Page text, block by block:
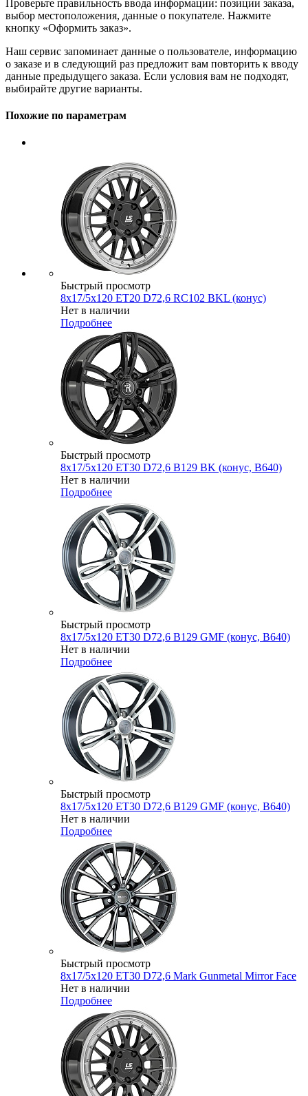
Проверьте правильность ввода информации: позиции заказа,
выбор местоположения, данные о покупателе. Нажмите
кнопку «Оформить заказ».
Наш сервис запоминает данные о пользователе, информацию
о заказе и в следующий раз предложит вам повторить к вводу
данные предыдущего заказа. Если условия вам не подходят,
выбирайте другие варианты.
Похожие по параметрам
Быстрый просмотр
8x17/5x120 ET20 D72,6 RC102 BKL (конус)
Нет в наличии
Подробнее
Быстрый просмотр
8x17/5x120 ET30 D72,6 B129 BK (конус, B640)
Нет в наличии
Подробнее
Быстрый просмотр
8x17/5x120 ET30 D72,6 B129 GMF (конус, B640)
Нет в наличии
Подробнее
Быстрый просмотр
8x17/5x120 ET30 D72,6 B129 GMF (конус, B640)
Нет в наличии
Подробнее
Быстрый просмотр
8x17/5x120 ET30 D72,6 Mark Gunmetal Mirror Face
Нет в наличии
Подробнее